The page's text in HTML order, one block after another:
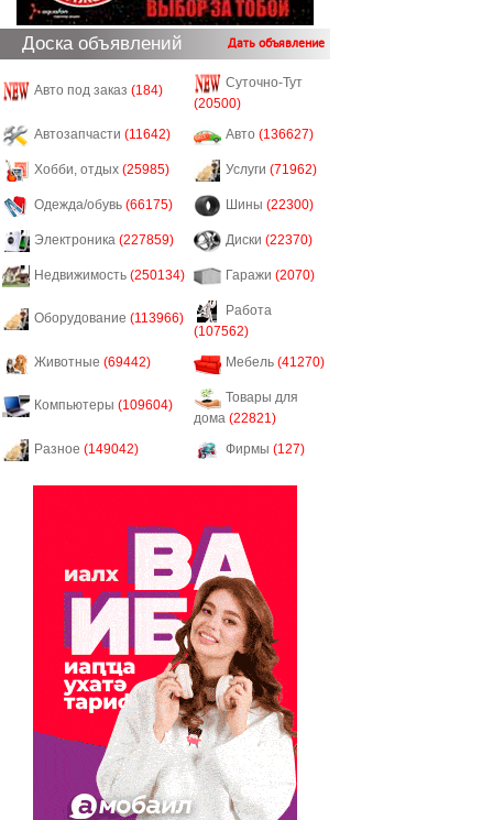
Доска объявлений Дать объявление
Авто под заказ (184)
Суточно-Тут
(20500)
Автозапчасти (11642) Авто (136627)
Хобби, отдых (25985) Услуги (71962)
Одежда/обувь (66175) Шины (22300)
Электроника (227859) Диски (22370)
Недвижимость (250134) Гаражи (2070)
Оборудование (113966)
Работа
(107562)
Животные (69442) Мебель (41270)
Компьютеры (109604)
Товары для
дома (22821)
Разное (149042) Фирмы (127)